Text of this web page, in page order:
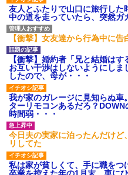
【ネット騒然】惨殺されたタ
ワマン頂き女子のこの動画、す
げえええええｗｗｗｗｗｗｗｗ
ｗｗｗ
【愕然】白のクラウン俺氏、
高速道路左車線を制限速度で走
った結果wwwwwwwwwwww
百年の恋12-899 食べた量を
張り合ってくる
【悲報】佐藤輝明・・・２軍
でも盛大にやらかす←あまり悲
しませないでくれ
友人とふたりで山口に旅行し
中の道を走っていたら、突然
【衝撃】女友達から行為中に
【衝撃】婚約者「兄と結婚は
お互い干渉はしないようにし
したので、母が・・・
我が家のガレージに見知らぬ車
ターリモコンあるだろ？
時間弱・・・
今日夫の実家に泊ったんだけど
リしてた
私は家が貧しくて、手に職を
卒業を控えた年の1月末、車に